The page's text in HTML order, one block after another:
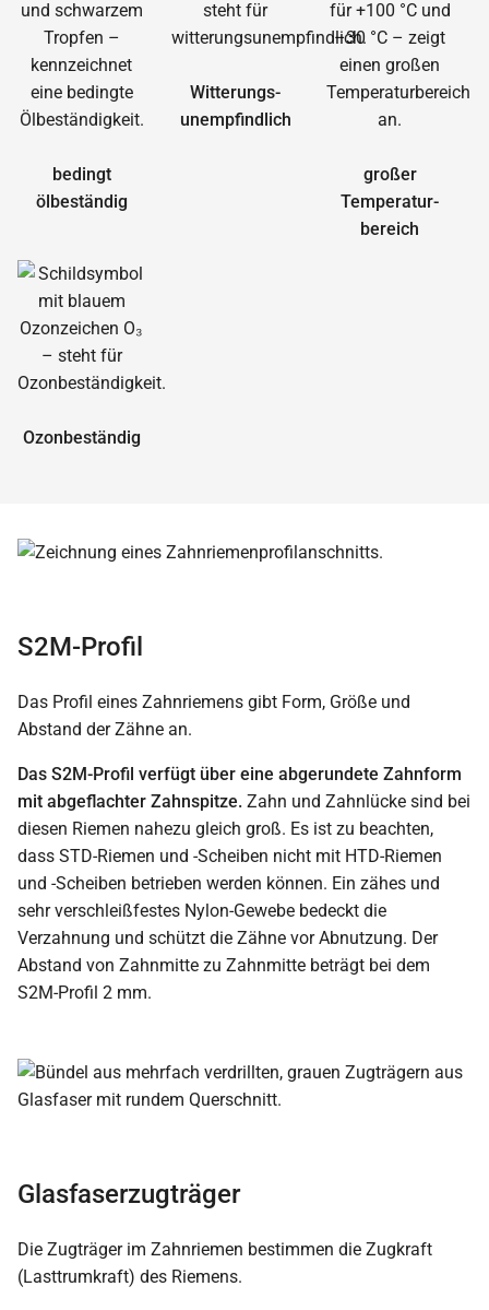
bedingt
ölbeständig
Witterungs­
unempfindlich
großer
Temperatur­
bereich
Ozonbeständig
S2M-Profil
Das Profil eines Zahnriemens gibt Form, Größe und
Abstand der Zähne an.
Das S2M-Profil verfügt über eine abgerundete Zahnform
mit abgeflachter Zahnspitze. Zahn und Zahnlücke sind bei
diesen Riemen nahezu gleich groß. Es ist zu beachten,
dass STD-Riemen und -Scheiben nicht mit HTD-Riemen
und -Scheiben betrieben werden können. Ein zähes und
sehr verschleißfestes Nylon-Gewebe bedeckt die
Verzahnung und schützt die Zähne vor Abnutzung. Der
Abstand von Zahnmitte zu Zahnmitte beträgt bei dem
S2M-Profil 2 mm.
Glasfaserzugträger
Die Zugträger im Zahnriemen bestimmen die Zugkraft
(Lasttrumkraft) des Riemens.